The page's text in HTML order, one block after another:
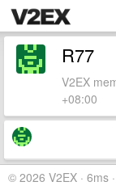
R77
V2EX
+08:00
© 2026 V2EX · 6ms